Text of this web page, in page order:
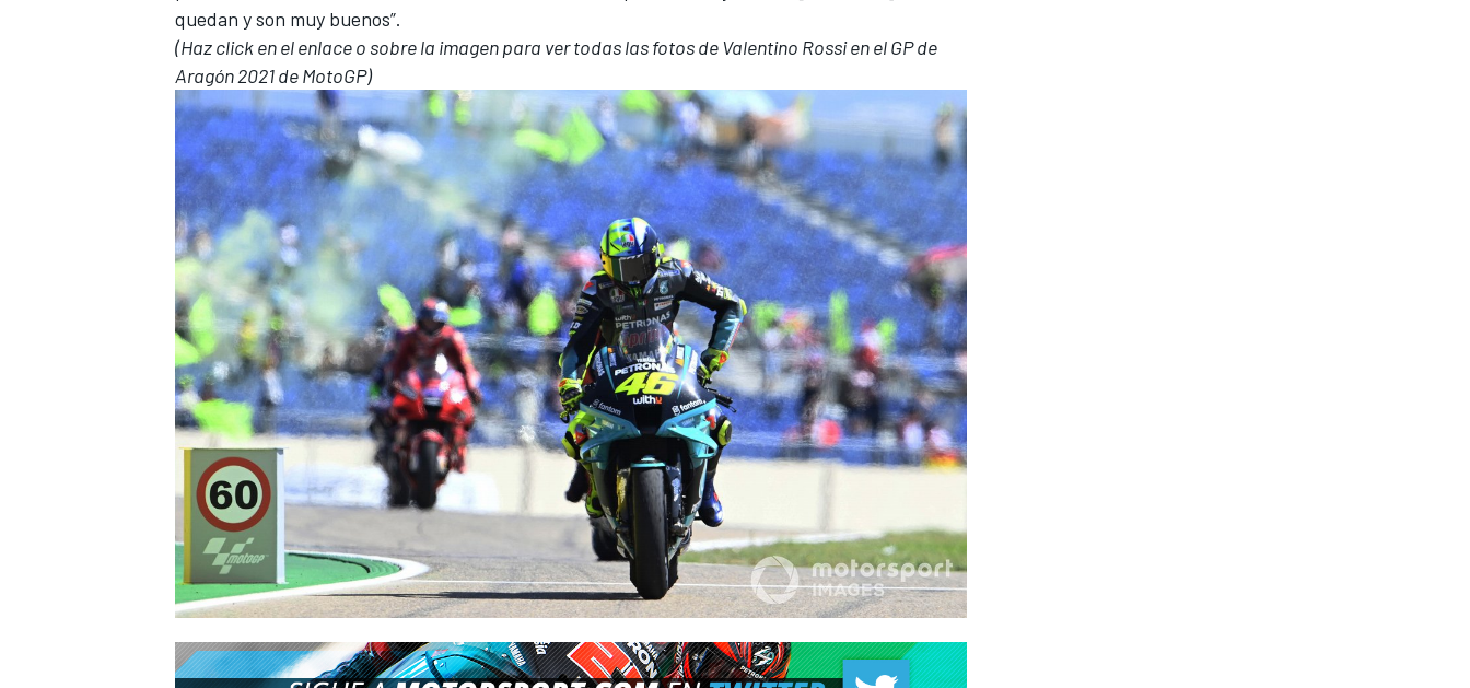
quedan y son muy buenos”.
(Haz click en el enlace o sobre la imagen para ver todas las fotos de Valentino Rossi en el GP de
Aragón 2021 de MotoGP)